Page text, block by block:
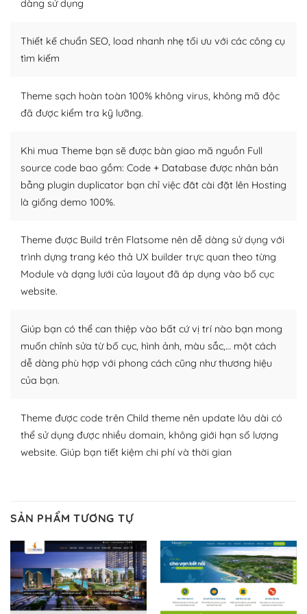
WordPress là nơi lưu trữ cho một diễn đàn cộng đồng
người cuồng tín WordPress.
Nếu bạn gặp khó khăn, bạn có thể lên mạng và tìm
lời, giải đáp vấn đề của bạn.
Cộng đồng sử dụng WordPress sẵn sàng hỗ trợ bạn
– Đa dạng plugin và themes
Plugin mở rộng là thành phần cài đặt thêm vào
WordPress để tăng thêm các tính năng cần thiết. Có
nhiều plugin trả phí hoặc miễn phí.
Nhờ lượng người dùng đông đảo, thư viện themes và
thích chọn lựa plugin và themes phù hợp cho mục đích
lập website của mình.
WordPress đa dạng plugin và themes
Với mọi Hosting bất kỳ thì WordPress đều có thể dễ
dàng thiết lập vì thực tế nó đã cung cấp khoảng 60%
trang web WordPress của bạn.
Dễ dàng lựa chọn Hosting cho website WordPress
– Bảo mật cực tốt
Vì WordPress hiện là nền tảng xây dựng trang web và
dàng sử dụng
Thiết kế chuẩn SEO, load nhanh nhẹ tối ưu với các công cụ
tìm kiếm
Theme sạch hoàn toàn 100% không virus, không mã độc
đã được kiểm tra kỹ lưỡng.
Khi mua Theme bạn sẽ được bàn giao mã nguồn Full
source code bao gồm: Code + Database được nhân bản
bằng plugin duplicator bạn chỉ việc đăt cài đặt lên Hosting
là giống demo 100%.
Theme được Build trên Flatsome nên dễ dàng sử dụng với
trình dựng trang kéo thả UX builder trực quan theo từng
Module và dạng lưới của layout đã áp dụng vào bố cục
website.
Giúp bạn có thể can thiệp vào bất cứ vị trí nào bạn mong
muốn chỉnh sửa từ bố cục, hình ảnh, màu sắc,… một cách
dễ dàng phù hợp với phong cách cũng như thương hiệu
của bạn.
Theme được code trên Child theme nên update lâu dài có
thể sử dụng được nhiều domain, không giới hạn số lượng
website. Giúp bạn tiết kiệm chi phí và thời gian
SẢN PHẨM TƯƠNG TỰ